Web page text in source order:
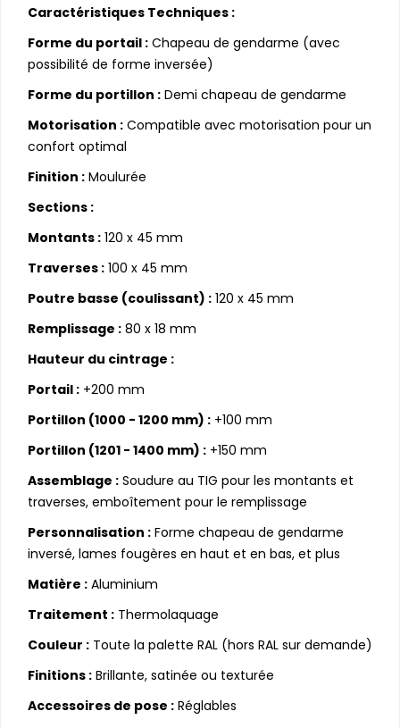
Caractéristiques Techniques :
Forme du portail : Chapeau de gendarme (avec
possibilité de forme inversée)
Forme du portillon : Demi chapeau de gendarme
Motorisation : Compatible avec motorisation pour un
confort optimal
Finition : Moulurée
Sections :
Montants : 120 x 45 mm
Traverses : 100 x 45 mm
Poutre basse (coulissant) : 120 x 45 mm
Remplissage : 80 x 18 mm
Hauteur du cintrage :
Portail : +200 mm
Portillon (1000 - 1200 mm) : +100 mm
Portillon (1201 - 1400 mm) : +150 mm
Assemblage : Soudure au TIG pour les montants et
traverses, emboîtement pour le remplissage
Personnalisation : Forme chapeau de gendarme
inversé, lames fougères en haut et en bas, et plus
Matière : Aluminium
Traitement : Thermolaquage
Couleur : Toute la palette RAL (hors RAL sur demande)
Finitions : Brillante, satinée ou texturée
Accessoires de pose : Réglables